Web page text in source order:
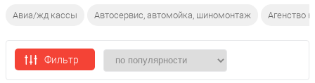
Авиа/жд кассы Автосервис, автомойка, шиномонтаж Агенство
Фильтр